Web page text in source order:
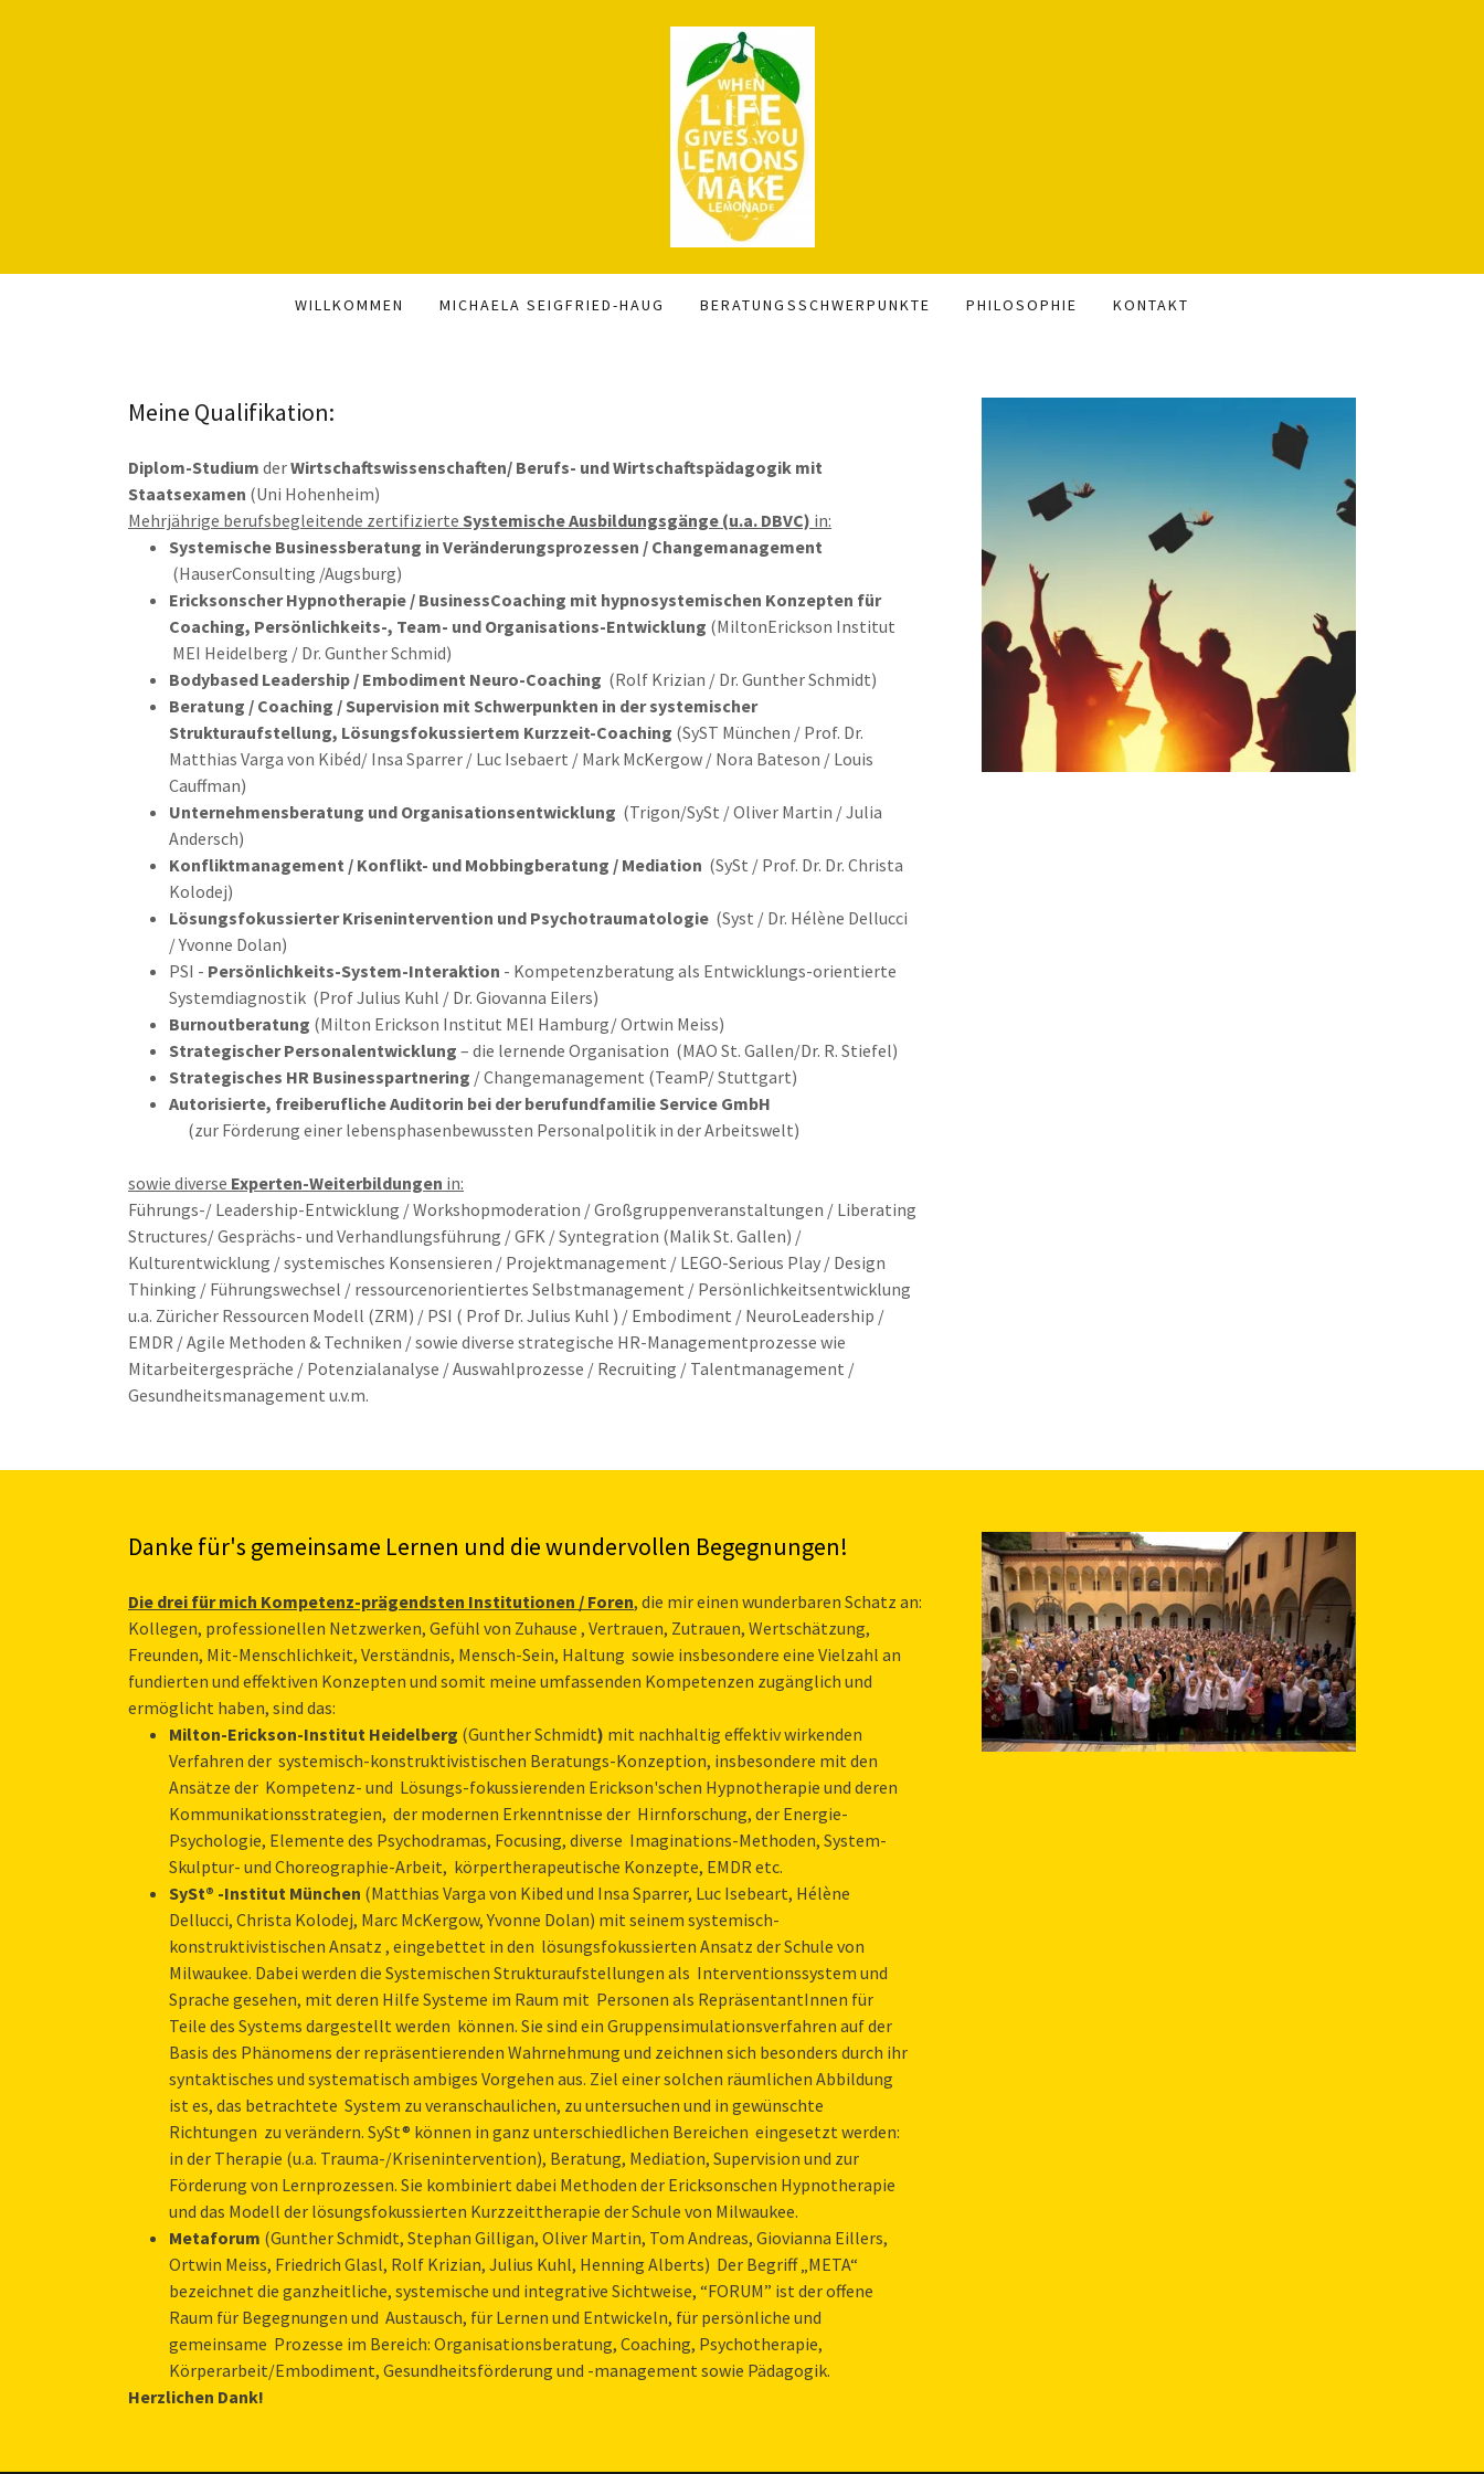
WILLKOMMEN MICHAELA SEIGFRIED-HAUG BERATUNGSSCHWERPUNKTE PHILOSOPHIE KONTAKT
Meine Qualifikation:
Diplom-Studium derWirtschaftswissenschaften/ Berufs- und Wirtschaftspädagogik mit
Staatsexamen (Uni Hohenheim)
Mehrjährige berufsbegleitende zertifizierte Systemische Ausbildungsgänge (u.a. DBVC) in:
Systemische Businessberatung in Veränderungsprozessen / Changemanagement
(HauserConsulting /Augsburg)
Ericksonscher Hypnotherapie / BusinessCoaching mit hypnosystemischen Konzepten für
Coaching, Persönlichkeits-, Team- und Organisations-Entwicklung (MiltonErickson Institut
MEI Heidelberg / Dr. Gunther Schmid)
Bodybased Leadership / Embodiment Neuro-Coaching (Rolf Krizian / Dr. Gunther Schmidt)
Beratung / Coaching / Supervision mit Schwerpunkten in der systemischer
Strukturaufstellung, Lösungsfokussiertem Kurzzeit-Coaching (SyST München / Prof. Dr.
Matthias Varga von Kibéd/ Insa Sparrer / Luc Isebaert / Mark McKergow / Nora Bateson / Louis
Cauffman)
Unternehmensberatung und Organisationsentwicklung (Trigon/SySt / Oliver Martin / Julia
Andersch)
Konfliktmanagement / Konflikt- und Mobbingberatung / Mediation (SySt / Prof. Dr. Dr. Christa
Kolodej)
Lösungsfokussierter Krisenintervention und Psychotraumatologie (Syst / Dr. Hélène Dellucci
/ Yvonne Dolan)
PSI - Persönlichkeits-System-Interaktion - Kompetenzberatung als Entwicklungs-orientierte
Systemdiagnostik (Prof Julius Kuhl / Dr. Giovanna Eilers)
Burnoutberatung (Milton Erickson Institut MEI Hamburg/ Ortwin Meiss)
Strategischer Personalentwicklung – die lernende Organisation (MAO St. Gallen/Dr. R. Stiefel)
Strategisches HR Businesspartnering / Changemanagement (TeamP/ Stuttgart)
Autorisierte, freiberufliche Auditorin bei der berufundfamilie Service GmbH
(zur Förderung einer lebensphasenbewussten Personalpolitik in der Arbeitswelt)
sowie diverse Experten-Weiterbildungen in:
Führungs-/ Leadership-Entwicklung / Workshopmoderation / Großgruppenveranstaltungen / Liberating
Structures/ Gesprächs- und Verhandlungsführung / GFK / Syntegration (Malik St. Gallen) /
Kulturentwicklung / systemisches Konsensieren / Projektmanagement / LEGO-Serious Play / Design
Thinking / Führungswechsel / ressourcenorientiertes Selbstmanagement / Persönlichkeitsentwicklung
u.a. Züricher Ressourcen Modell (ZRM) / PSI ( Prof Dr. Julius Kuhl ) / Embodiment / NeuroLeadership /
EMDR / Agile Methoden & Techniken / sowie diverse strategische HR-Managementprozesse wie
Mitarbeitergespräche / Potenzialanalyse / Auswahlprozesse / Recruiting / Talentmanagement /
Gesundheitsmanagement u.v.m.
Danke für's gemeinsame Lernen und die wundervollen Begegnungen!
Die drei für mich Kompetenz-prägendsten Institutionen / Foren, die mir einen wunderbaren Schatz an:
Kollegen, professionellen Netzwerken, Gefühl von Zuhause , Vertrauen, Zutrauen, Wertschätzung,
Freunden, Mit-Menschlichkeit, Verständnis, Mensch-Sein, Haltung sowie insbesondere eine Vielzahl an
fundierten und effektiven Konzepten und somit meine umfassenden Kompetenzen zugänglich und
ermöglicht haben, sind das:
Milton-Erickson-Institut Heidelberg (Gunther Schmidt) mit nachhaltig effektiv wirkenden
Verfahren der systemisch-konstruktivistischen Beratungs-Konzeption, insbesondere mit den
Ansätze der Kompetenz- und Lösungs-fokussierenden Erickson'schen Hypnotherapie und deren
Kommunikationsstrategien, der modernen Erkenntnisse der Hirnforschung, der Energie-
Psychologie, Elemente des Psychodramas, Focusing, diverse Imaginations-Methoden, System-
Skulptur- und Choreographie-Arbeit, körpertherapeutische Konzepte, EMDR etc.
SySt® -Institut München (Matthias Varga von Kibed und Insa Sparrer, Luc Isebeart, Hélène
Dellucci, Christa Kolodej, Marc McKergow, Yvonne Dolan) mit seinem systemisch-
konstruktivistischen Ansatz , eingebettet in den lösungsfokussierten Ansatz der Schule von
Milwaukee. Dabei werden die Systemischen Strukturaufstellungen als Interventionssystem und
Sprache gesehen, mit deren Hilfe Systeme im Raum mit Personen als RepräsentantInnen für
Teile des Systems dargestellt werden können. Sie sind ein Gruppensimulationsverfahren auf der
Basis des Phänomens der repräsentierenden Wahrnehmung und zeichnen sich besonders durch ihr
syntaktisches und systematisch ambiges Vorgehen aus. Ziel einer solchen räumlichen Abbildung
ist es, das betrachtete System zu veranschaulichen, zu untersuchen und in gewünschte
Richtungen zu verändern. SySt® können in ganz unterschiedlichen Bereichen eingesetzt werden:
in der Therapie (u.a. Trauma-/Krisenintervention), Beratung, Mediation, Supervision und zur
Förderung von Lernprozessen. Sie kombiniert dabei Methoden der Ericksonschen Hypnotherapie
und das Modell der lösungsfokussierten Kurzzeittherapie der Schule von Milwaukee.
Metaforum (Gunther Schmidt, Stephan Gilligan, Oliver Martin, Tom Andreas, Giovianna Eillers,
Ortwin Meiss, Friedrich Glasl, Rolf Krizian, Julius Kuhl, Henning Alberts) Der Begriff „META“
bezeichnet die ganzheitliche, systemische und integrative Sichtweise, “FORUM” ist der offene
Raum für Begegnungen und Austausch, für Lernen und Entwickeln, für persönliche und
gemeinsame Prozesse im Bereich: Organisationsberatung, Coaching, Psychotherapie,
Körperarbeit/Embodiment, Gesundheitsförderung und -management sowie Pädagogik.
Herzlichen Dank!